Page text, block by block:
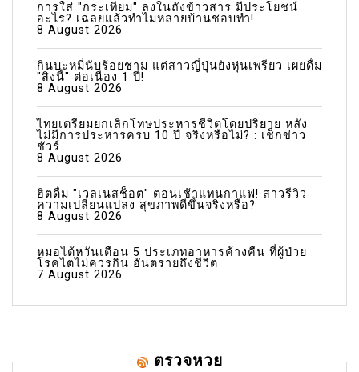
การใส่ "กระเทียม" ลงในถังข้าวสาร มีประโยชน์
อะไร? เฉลยแล้วทำไมหลายบ้านชอบทำ!
8 August 2026
กินบะหมี่นับร้อยชาม แต่สาวญี่ปุ่นยังหุ่นเพรียว เผยดื่ม
"สิ่งนี้" ต่อเนื่อง 1 ปี!
8 August 2026
ไทยเตรียมยกเลิกโทษประหารชีวิตโดยปริยาย หลัง
ไม่มีการประหารครบ 10 ปี จริงหรือไม่? : เช็กข่าว
ชัวร์
8 August 2026
ฮิตดื่ม "เวลเนสช็อต" ตอนเช้าแทนกาแฟ! สาวรีวิว
ความเปลี่ยนแปลง สุขภาพดีขึ้นจริงหรือ?
8 August 2026
หมอไต้หวันเตือน 5 ประเภทอาหารค้างคืน ที่ผู้ป่วย
โรคไตไม่ควรกิน อันตรายถึงชีวิต
7 August 2026
ตรวจหวย